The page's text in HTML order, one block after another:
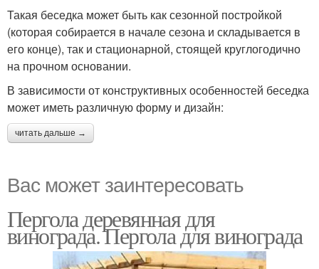
Такая беседка может быть как сезонной постройкой
(которая собирается в начале сезона и складывается в
его конце), так и стационарной, стоящей круглогодично
на прочном основании.
В зависимости от конструктивных особенностей беседка
может иметь различную форму и дизайн:
читать дальше →
Вас может заинтересовать
Пергола деревянная для
винограда. Пергола для винограда